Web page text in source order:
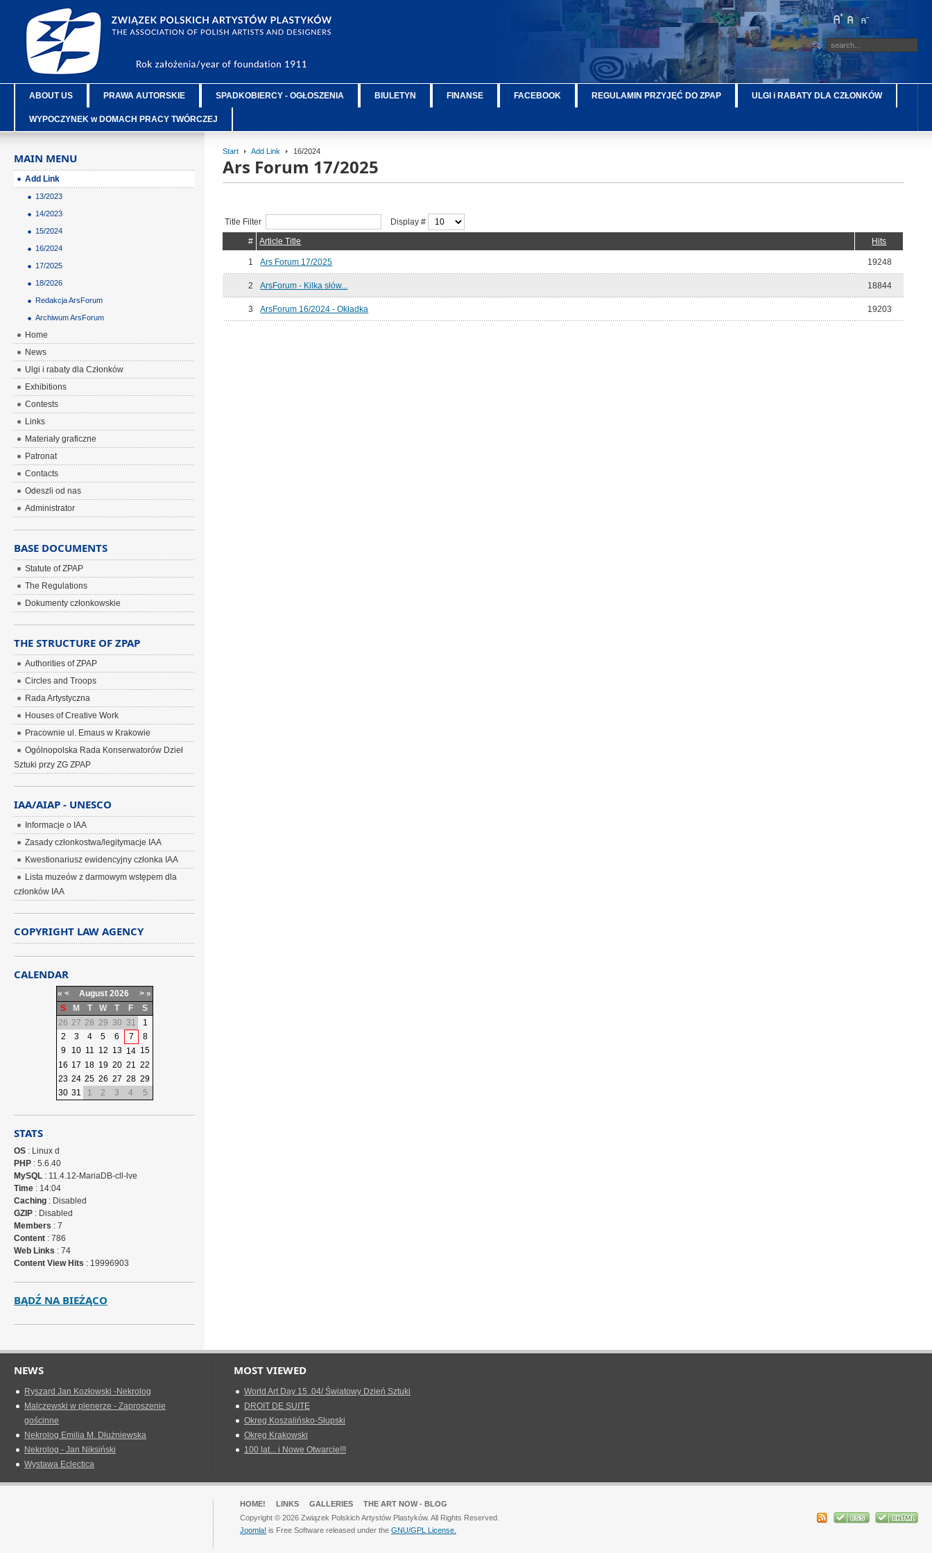
ABOUT US PRAWA AUTORSKIE SPADKOBIERCY - OGŁOSZENIA BIULETYN FINANSE FACEBOOK REGULAMIN PRZYJĘĆ DO ZPAP ULGI i RABATY DLA CZŁONKÓW
WYPOCZYNEK w DOMACH PRACY TWÓRCZEJ
Start Add Link 16/2024
Ars Forum 17/2025
Title Filter
Display #
#
Article Title Hits
1 Ars Forum 17/2025 19248
2 ArsForum - Kilka słów... 18844
3 ArsForum 16/2024 - Okładka 19203
MAIN MENU
Add Link
13/2023
14/2023
15/2024
16/2024
17/2025
18/2026
Redakcja ArsForum
Archiwum ArsForum
Home
News
Ulgi i rabaty dla Członków
Exhibitions
Contests
Links
Materiały graficzne
Patronat
Contacts
Odeszli od nas
Administrator
BASE DOCUMENTS
Statute of ZPAP
The Regulations
Dokumenty członkowskie
THE STRUCTURE OF ZPAP
Authorities of ZPAP
Circles and Troops
Rada Artystyczna
Houses of Creative Work
Pracownie ul. Emaus w Krakowie
Ogólnopolska Rada Konserwatorów Dzieł
Sztuki przy ZG ZPAP
IAA/AIAP - UNESCO
Informacje o IAA
Zasady członkostwa/legitymacje IAA
Kwestionariusz ewidencyjny członka IAA
Lista muzeów z darmowym wstępem dla
członków IAA
COPYRIGHT LAW AGENCY
CALENDAR
« < August 2026 > »
S
M T W T F
S
26 27 28 29 30 31
1
2
3 4 5 6 7
8
9
10 11 12 13 14 15
16 17 18 19 20 21 22
23 24 25 26 27 28 29
30 31 1 2 3 4 5
STATS
OS : Linux d
PHP : 5.6.40
MySQL : 11.4.12-MariaDB-cll-lve
Time : 14:04
Caching : Disabled
GZIP : Disabled
Members : 7
Content : 786
Web Links : 74
Content View Hits : 19996903
BĄDŹ NA BIEŻĄCO
NEWS
Ryszard Jan Kozłowski -Nekrolog
Malczewski w plenerze - Zaproszenie
gościnne
Nekrolog Emilia M. Dłużniewska
Nekrolog - Jan Niksiński
Wystawa Eclectica
MOST VIEWED
World Art Day 15 .04/ Światowy Dzień Sztuki
DROIT DE SUITE
Okreg Koszalińsko-Słupski
Okręg Krakowski
100 lat... i Nowe Otwarcie!!!
HOME! LINKS GALLERIES
THE ART NOW - BLOG
Copyright © 2026 Związek Polskich Artystów Plastyków. All Rights Reserved.
Joomla! is Free Software released under theGNU/GPL License.